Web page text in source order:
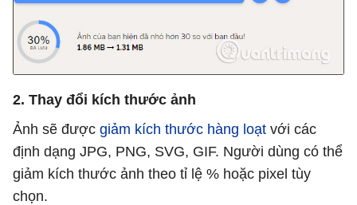
2. Thay đổi kích thước ảnh
Ảnh sẽ được giảm kích thước hàng loạt với các
định dạng JPG, PNG, SVG, GIF. Người dùng có thể
giảm kích thước ảnh theo tỉ lệ % hoặc pixel tùy
chọn.